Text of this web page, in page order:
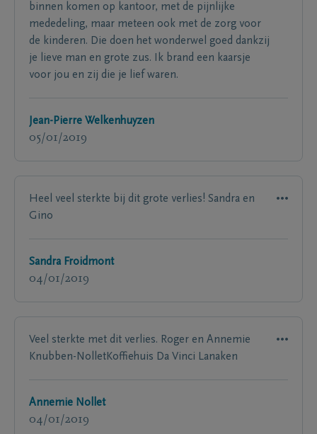
binnen komen op kantoor, met de pijnlijke
mededeling, maar meteen ook met de zorg voor
de kinderen. Die doen het wonderwel goed dankzij
je lieve man en grote zus. Ik brand een kaarsje
voor jou en zij die je lief waren.
Jean-Pierre Welkenhuyzen
05/01/2019
Heel veel sterkte bij dit grote verlies! Sandra en
Gino
Sandra Froidmont
04/01/2019
Veel sterkte met dit verlies. Roger en Annemie
Knubben-NolletKoffiehuis Da Vinci Lanaken
Annemie Nollet
04/01/2019